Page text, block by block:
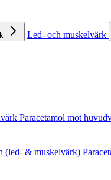
Led- och muskelvärk
Paracetamol mot
(led- & muskelvärk)